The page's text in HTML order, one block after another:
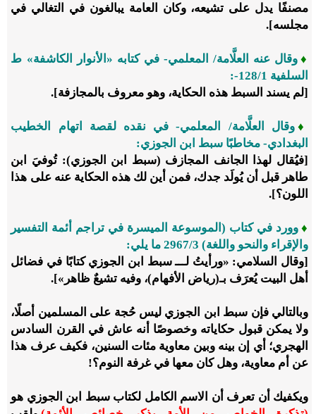
مصنفًا يدل على تشيعه، وكان العامة يبالغون في التغالي في
مجلسه].
♦ وقال عنه العلَّامة/ المعلمي- في كتابه «الأنوار الكاشفة» ط
السلفية 1/‏128-:
[لم يسند السبط هذه الحكاية، وهو معروف بالمجازفة].
♦ وقال العلَّامة/ المعلمي- في نقده لقصة اتهام الخطيب
البغدادي- مخاطبًا سبط ابن الجوزي:
[فيُقال لهذا الجانف المجازف (سبط ابن الجوزي): تُوفيَ ابن
طاهر قبل أن يُولَد جدك، فمن أين لك هذه الحكاية عنه على هذا
اللون؟].
♦وورد في كتاب (الموسوعة الميسرة في تراجم أئمة التفسير
والإقراء والنحو واللغة) 3/‏2967 ما يلي:
[وقال السلامي: «ورأيتُ لـــ سبط ابن الجوزي كتابًا في فضائل
أهل البيت يُعرَف بـ(رياض الأفهام)، وفيه تشيعٌ ظاهر»].
وبالتالي فإن سبط ابن الجوزي ليس حُجة على المسلمين أصلًا،
ولا يمكن قبول حكاياته وخصوصًا أنه عاش في القرن السادس
الهجري؛ أي إن بينه وبين معاوية مئات السنين، فكيف عرف هذا
عن أم معاوية، وهل كان معها في غرفة النوم؟!
ويكفيك أن تعرف أن الاسم الكامل لكتاب سبط ابن الجوزي هو